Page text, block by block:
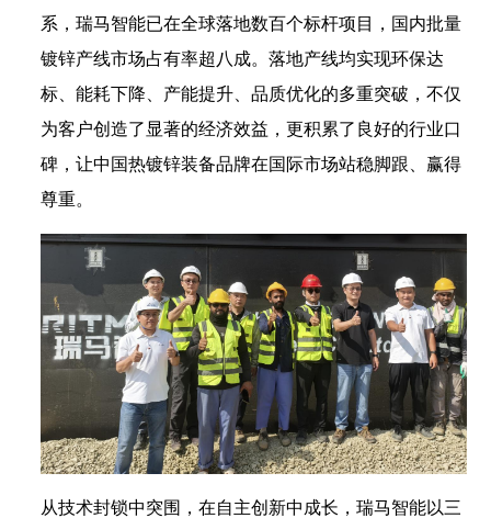
系，瑞马智能已在全球落地数百个标杆项目，国内批量
镀锌产线市场占有率超八成。落地产线均实现环保达
标、能耗下降、产能提升、品质优化的多重突破，不仅
为客户创造了显著的经济效益，更积累了良好的行业口
碑，让中国热镀锌装备品牌在国际市场站稳脚跟、赢得
尊重。
从技术封锁中突围，在自主创新中成长，瑞马智能以三